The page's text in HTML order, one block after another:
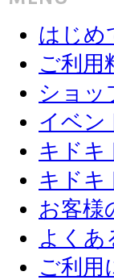
はじめ
ご利用
ショッ
イベン
キドキ
キドキ
お客様
よくあ
ご利用